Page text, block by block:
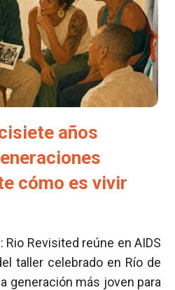
años
cómo es vivir
Revisited reúne en AIDS
taller celebrado en Río de
generación más joven para